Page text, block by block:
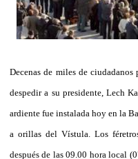
Decenas de miles de
despedir a su presidente, Lech
ardiente fue instalada hoy en la
a orillas del Vístula. Los
después de las 09.00 hora local